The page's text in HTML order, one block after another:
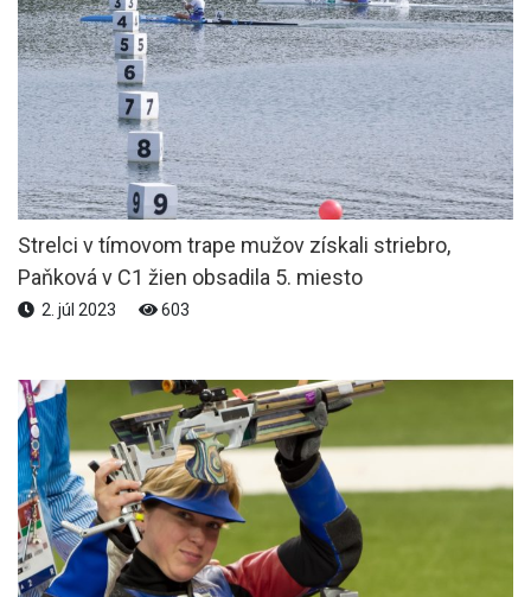
Strelci v tímovom trape mužov získali striebro,
Paňková v C1 žien obsadila 5. miesto
2. júl 2023 603